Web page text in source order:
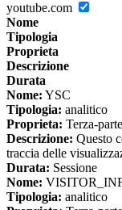
youtube.com
Nome
Tipologia
Proprieta
Descrizione
Durata
Nome: YSC
Tipologia: analitico
Proprieta: Terza-parte
Descrizione: Questo
traccia delle
Durata: Sessione
Nome:
Tipologia: analitico